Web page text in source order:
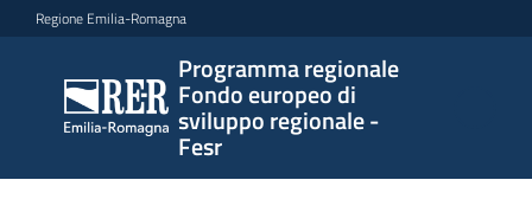
Vai al contenuto
Vai alla navigazione
Vai al footer
Regione Emilia-Romagna
Programma regionale
Fondo europeo di
sviluppo regionale -
Fesr
Programma
regionale
Fondo
europeo di